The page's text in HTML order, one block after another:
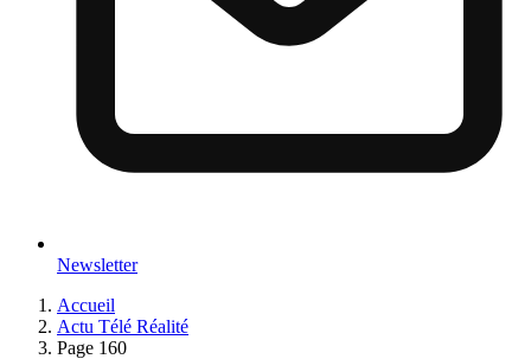
Newsletter
Accueil
Actu Télé Réalité
Page 160